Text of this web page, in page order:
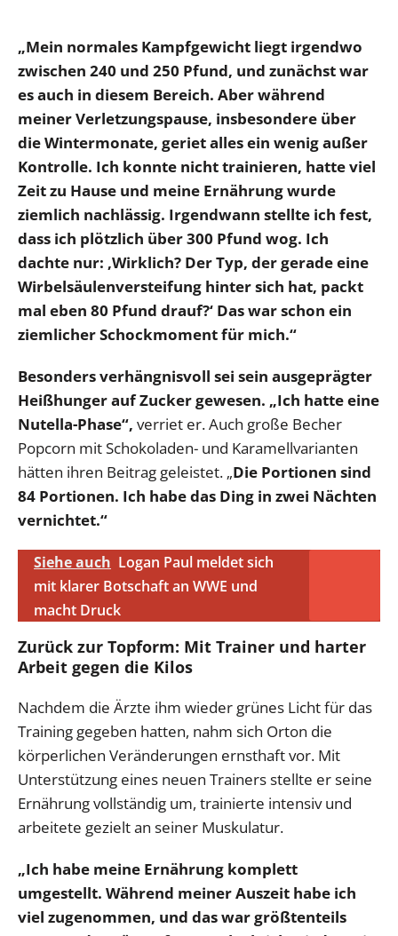
„Mein normales Kampfgewicht liegt irgendwo
zwischen 240 und 250 Pfund, und zunächst war
es auch in diesem Bereich. Aber während
meiner Verletzungspause, insbesondere über
die Wintermonate, geriet alles ein wenig außer
Kontrolle. Ich konnte nicht trainieren, hatte viel
Zeit zu Hause und meine Ernährung wurde
ziemlich nachlässig. Irgendwann stellte ich fest,
dass ich plötzlich über 300 Pfund wog. Ich
dachte nur: ‚Wirklich? Der Typ, der gerade eine
Wirbelsäulenversteifung hinter sich hat, packt
mal eben 80 Pfund drauf?‘ Das war schon ein
ziemlicher Schockmoment für mich.“
Besonders verhängnisvoll sei sein ausgeprägter
Heißhunger auf Zucker gewesen. „Ich hatte eine
Nutella-Phase“, verriet er. Auch große Becher
Popcorn mit Schokoladen- und Karamellvarianten
hätten ihren Beitrag geleistet. „Die Portionen sind
84 Portionen. Ich habe das Ding in zwei Nächten
vernichtet.“
Siehe auch Logan Paul meldet sich
mit klarer Botschaft an WWE und
macht Druck
Zurück zur Topform: Mit Trainer und harter
Arbeit gegen die Kilos
Nachdem die Ärzte ihm wieder grünes Licht für das
Training gegeben hatten, nahm sich Orton die
körperlichen Veränderungen ernsthaft vor. Mit
Unterstützung eines neuen Trainers stellte er seine
Ernährung vollständig um, trainierte intensiv und
arbeitete gezielt an seiner Muskulatur.
„Ich habe meine Ernährung komplett
umgestellt. Während meiner Auszeit habe ich
viel zugenommen, und das war größtenteils